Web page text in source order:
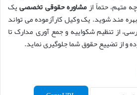
متهم، حتماً ازمشاوره حقوقی تخصصییک
مند شوید. یک وکیل کارآزموده می تواند
از تنظیم شکواییه و جمع آوری مدارک تا
و از تضییع حقوق شما جلوگیری نماید.